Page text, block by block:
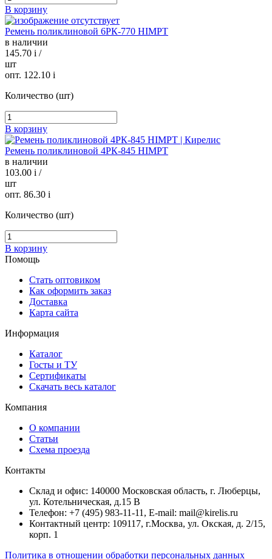
В корзину
Ремень поликлиновой 6РК-770 HIMPT
в наличии
145.70 i /
шт
опт. 122.10 i
Количество (шт)
В корзину
Ремень поликлиновой 4РК-845 HIMPT
в наличии
103.00 i /
шт
опт. 86.30 i
Количество (шт)
В корзину
Помощь
Стать оптовиком
Как оформить заказ
Доставка
Карта сайта
Информация
Каталог
Госты и ТУ
Сертификаты
Скачать весь каталог
Компания
О компании
Статьи
Схема проезда
Контакты
Склад и офис: 140000 Московская область, г. Люберцы,
ул. Котельническая, д.15 В
Телефон: +7 (495) 983-11-11, Е-mail: mail@kirelis.ru
Контактный центр: 109117, г.Москва, ул. Окская, д. 2/15,
корп. 1
Политика в отношении обработки персональных данных